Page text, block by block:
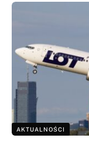
AKTUALNOŚCI